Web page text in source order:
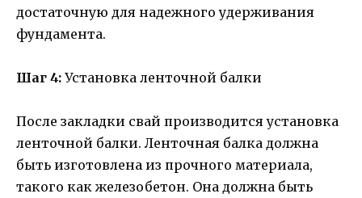
достаточную для надежного удерживания
фундамента.
Шаг 4: Установка ленточной балки
После закладки свай производится установка
ленточной балки. Ленточная балка должна
быть изготовлена из прочного материала,
такого как железобетон. Она должна быть